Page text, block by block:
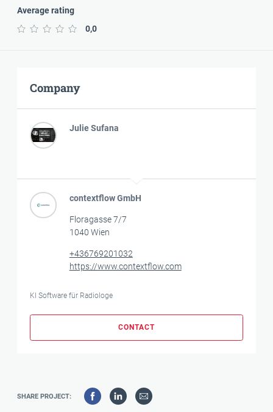
Average rating
0,0
Company
Julie Sufana
contextflow GmbH
Floragasse 7/7
1040 Wien
+436769201032
https://www.contextflow.com
KI Software für Radiologe
CONTACT
SHARE PROJECT: